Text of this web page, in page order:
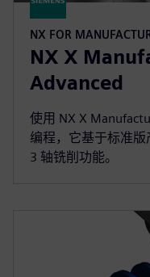
NX FOR
NX X
Advanced
使用 NX X
编程，它基于标准
3 轴铣削功能。